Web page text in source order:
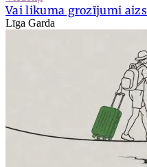
Vai likuma grozījumi
Līga Garda